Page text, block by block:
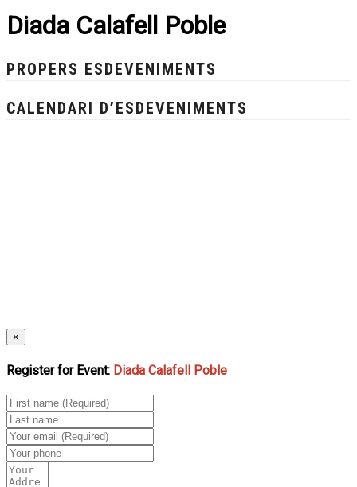
Diada Calafell Poble
PROPERS ESDEVENIMENTS
CALENDARI D’ESDEVENIMENTS
×
Register for Event: Diada Calafell Poble